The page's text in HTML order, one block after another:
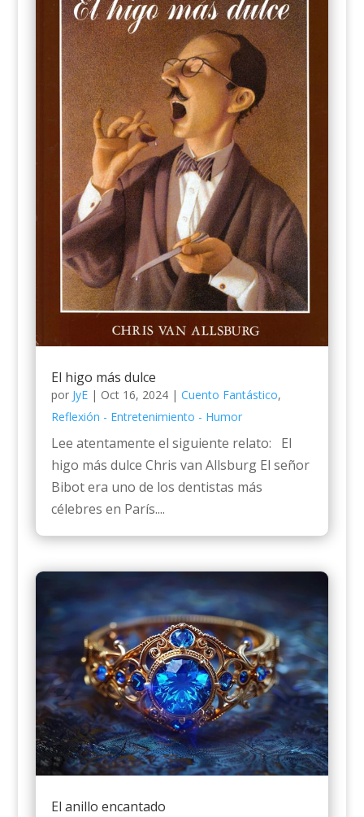
El higo más dulce
por JyE| Oct 16, 2024| Cuento Fantástico,
Reflexión - Entretenimiento - Humor
Lee atentamente el siguiente relato: El
higo más dulce Chris van Allsburg El señor
Bibot era uno de los dentistas más
célebres en París....
El anillo encantado